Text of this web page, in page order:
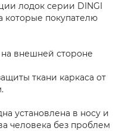
лодок серии DINGI
которые покупателю
внешней стороне
ткани каркаса от
установлена в носу и
человека без проблем